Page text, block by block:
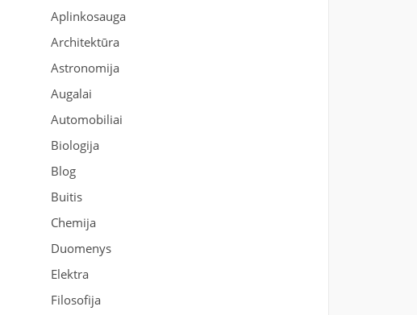
Aplinkosauga
Architektūra
Astronomija
Augalai
Automobiliai
Biologija
Blog
Buitis
Chemija
Duomenys
Elektra
Filosofija